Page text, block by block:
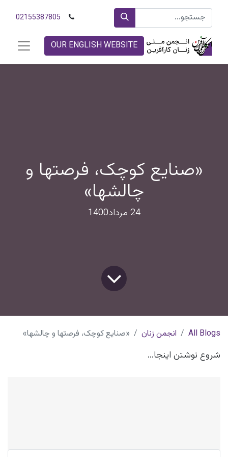
02155387805
OUR ENGLISH WEBSITE
«صنایع کوچک، فرصتها و
چالشها»
24 مرداد1400
All Blogs انجمن زنان «صنایع کوچک، فرصتها و چالشها»
شروع نوشتن اینجا...